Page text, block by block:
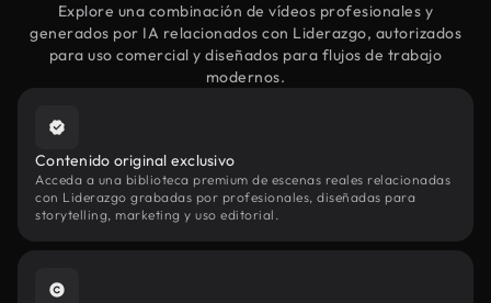
Explore una combinación de vídeos profesionales y
generados por IA relacionados con Liderazgo, autorizados
para uso comercial y diseñados para flujos de trabajo
modernos.
Contenido original exclusivo
Acceda a una biblioteca premium de escenas reales relacionadas
con Liderazgo grabadas por profesionales, diseñadas para
storytelling, marketing y uso editorial.